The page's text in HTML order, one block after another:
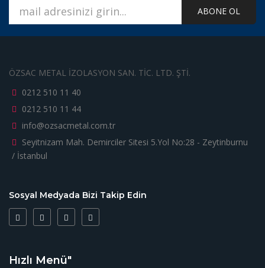
ABONE OL
ÖZSAC METAL İZOLASYON SAN. TİC. LTD. ŞTİ.
0212 510 11 40
0212 510 11 44
info@ozsacmetal.com.tr
Seyitnizam Mah. Demirciler Sitesi 5.Yol No:28 - Zeytinburnu
/ İstanbul
Sosyal Medyada Bizi Takip Edin
Hızlı Menü"